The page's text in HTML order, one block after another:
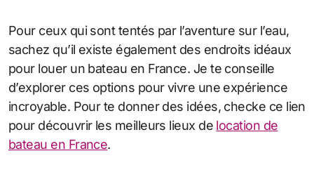
Pour ceux qui sont tentés par l’aventure sur l’eau,
sachez qu’il existe également des endroits idéaux
pour louer un bateau en France. Je te conseille
d’explorer ces options pour vivre une expérience
incroyable. Pour te donner des idées, checke ce lien
pour découvrir les meilleurs lieux de location de
bateau en France.